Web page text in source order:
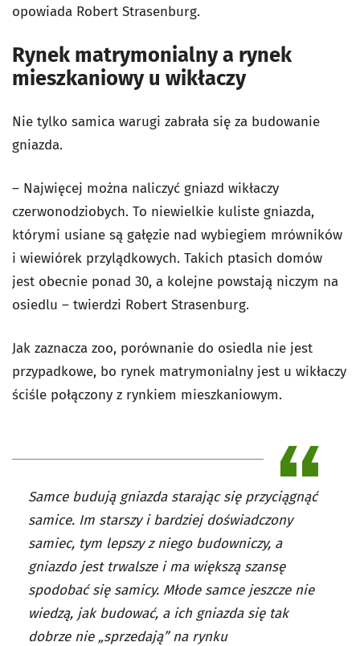
opowiada Robert Strasenburg.
Rynek matrymonialny a rynek
mieszkaniowy u wikłaczy
Nie tylko samica warugi zabrała się za budowanie
gniazda.
– Najwięcej można naliczyć gniazd wikłaczy
czerwonodziobych. To niewielkie kuliste gniazda,
którymi usiane są gałęzie nad wybiegiem mrówników
i wiewiórek przylądkowych. Takich ptasich domów
jest obecnie ponad 30, a kolejne powstają niczym na
osiedlu – twierdzi Robert Strasenburg.
Jak zaznacza zoo, porównanie do osiedla nie jest
przypadkowe, bo rynek matrymonialny jest u wikłaczy
ściśle połączony z rynkiem mieszkaniowym.
Samce budują gniazda starając się przyciągnąć
samice. Im starszy i bardziej doświadczony
samiec, tym lepszy z niego budowniczy, a
gniazdo jest trwalsze i ma większą szansę
spodobać się samicy. Młode samce jeszcze nie
wiedzą, jak budować, a ich gniazda się tak
dobrze nie „sprzedają” na rynku